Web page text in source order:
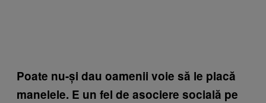
Poate nu-și dau oamenii voie să le placă
manelele. E un fel de asociere socială pe